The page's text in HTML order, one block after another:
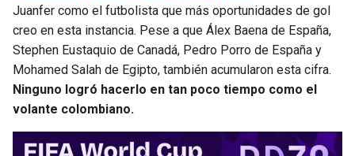
Juanfer como el futbolista que más oportunidades de gol
creo en esta instancia. Pese a que Álex Baena de España,
Stephen Eustaquio de Canadá, Pedro Porro de España y
Mohamed Salah de Egipto, también acumularon esta cifra.
Ninguno logró hacerlo en tan poco tiempo como el
volante colombiano.